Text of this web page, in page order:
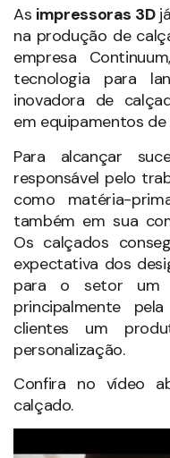
As impressoras 3D
na produção de
empresa
tecnologia para
inovadora de
em equipamentos
Para alcançar
responsável pelo
como matéria-
também em sua
Os calçados
expectativa dos
para o setor um
principalmente
clientes um
personalização.
Confira no vídeo
calçado.